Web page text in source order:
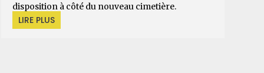
disposition à côté du nouveau cimetière.
LIRE PLUS